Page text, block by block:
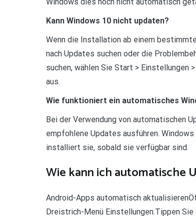
Kann Windows 10 nicht updaten?
Wenn die Installation ab einem
nach Updates suchen oder die
suchen, wählen Sie Start > Einstellungen
aus.
Wie funktioniert ein automatisches
Bei der Verwendung von automatischen
empfohlene Updates ausführen.
installiert sie, sobald sie verfügbar sind.
Wie kann ich automatische
Android-Apps automatisch
Dreistrich-Menü Einstellungen.Tippen